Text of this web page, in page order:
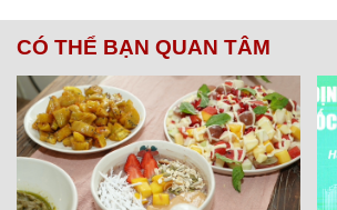
CÓ THỂ BẠN QUAN TÂM